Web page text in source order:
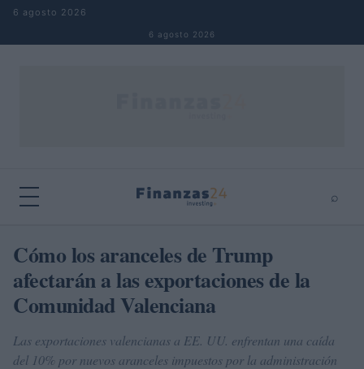
Saltar al contenido
6 agosto 2026
6 agosto 2026
⌕
Buscar
Cómo los aranceles de Trump
afectarán a las exportaciones de la
Comunidad Valenciana
Las exportaciones valencianas a EE. UU. enfrentan una caída
del 10% por nuevos aranceles impuestos por la administración